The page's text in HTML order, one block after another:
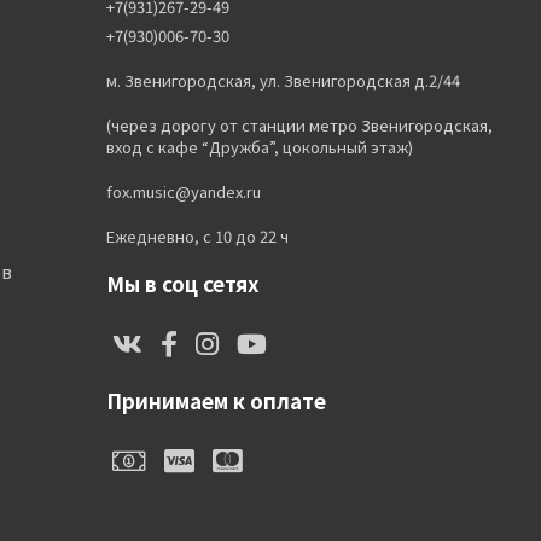
+7(931)267-29-49
+7(930)006-70-30
м. Звенигородская, ул. Звенигородская д.2/44
(через дорогу от станции метро Звенигородская,
вход с кафе “Дружба”, цокольный этаж)
fox.music@yandex.ru
Ежедневно, с 10 до 22 ч
Мы в соц сетях
Принимаем к оплате